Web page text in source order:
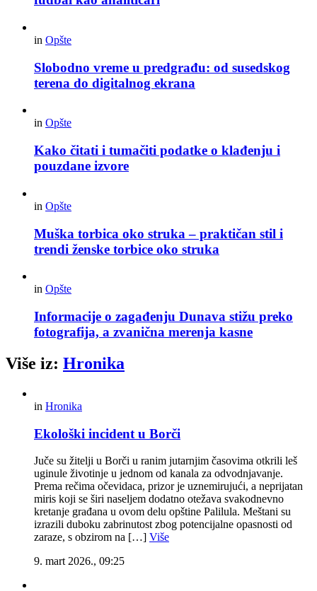
in Opšte
Slobodno vreme u predgrađu: od susedskog
terena do digitalnog ekrana
in Opšte
Kako čitati i tumačiti podatke o klađenju i
pouzdane izvore
in Opšte
Muška torbica oko struka – praktičan stil i
trendi ženske torbice oko struka
in Opšte
Informacije o zagađenju Dunava stižu preko
fotografija, a zvanična merenja kasne
Više iz: Hronika
in Hronika
Ekološki incident u Borči
Juče su žitelji u Borči u ranim jutarnjim časovima otkrili leš
uginule životinje u jednom od kanala za odvodnjavanje.
Prema rečima očevidaca, prizor je uznemirujući, a neprijatan
miris koji se širi naseljem dodatno otežava svakodnevno
kretanje građana u ovom delu opštine Palilula. Meštani su
izrazili duboku zabrinutost zbog potencijalne opasnosti od
zaraze, s obzirom na […] Više
9. mart 2026., 09:25